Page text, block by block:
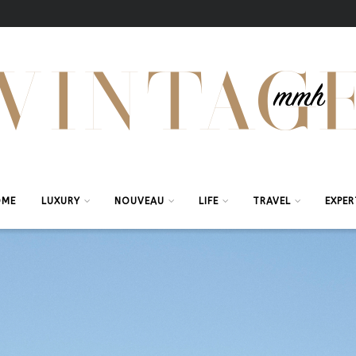
LUXURY NOUVEAU LIFE TRAVEL